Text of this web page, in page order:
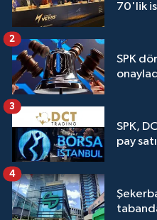
70'lik
SPK
2
SPK,
pay
3
4